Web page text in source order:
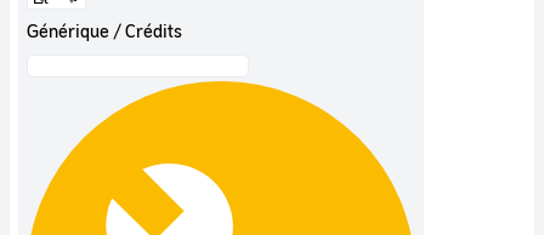
Générique / Crédits